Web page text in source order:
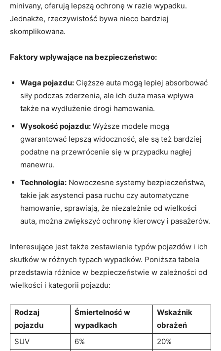
minivany, oferują ⁣lepszą ochronę w razie wypadku.
Jednakże, rzeczywistość bywa nieco bardziej
skomplikowana.
Faktory wpływające na ⁢bezpieczeństwo:
Waga pojazdu: Cięższe auta mogą⁤ lepiej‌ absorbować
siły podczas zderzenia, ale ich duża masa wpływa
⁣także na wydłużenie drogi hamowania.
Wysokość pojazdu: Wyższe modele ‌mogą
gwarantować lepszą ⁤widoczność, ale są też bardziej
podatne ‌na przewrócenie się w ⁢przypadku nagłej
⁤manewru.
Technologia: Nowoczesne systemy bezpieczeństwa,
‍takie ​jak asystenci pasa ruchu czy​ automatyczne⁤
hamowanie,​ sprawiają, że niezależnie ⁣od‍ wielkości
auta, można⁤ zwiększyć ⁤ochronę kierowcy⁣ i⁣ pasażerów.
Interesujące jest ‌także zestawienie⁤ typów⁣ pojazdów i ich​
skutków ‌w ​różnych typach wypadków. Poniższa tabela
przedstawia różnice w bezpieczeństwie ‍w⁤ zależności‍ od
wielkości i kategorii pojazdu:
Rodzaj
pojazdu
Śmiertelność w
wypadkach
Wskaźnik
obrażeń
SUV
6%
20%